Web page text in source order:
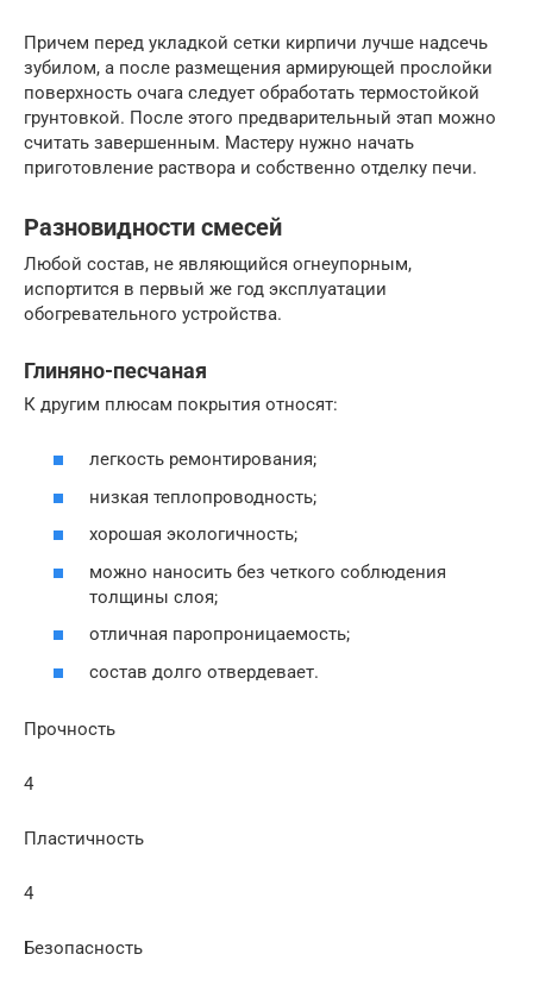
Причем перед укладкой сетки кирпичи лучше надсечь
зубилом, а после размещения армирующей прослойки
поверхность очага следует обработать термостойкой
грунтовкой. После этого предварительный этап можно
считать завершенным. Мастеру нужно начать
приготовление раствора и собственно отделку печи.
Разновидности смесей
Любой состав, не являющийся огнеупорным,
испортится в первый же год эксплуатации
обогревательного устройства.
Глиняно-песчаная
К другим плюсам покрытия относят:
легкость ремонтирования;
низкая теплопроводность;
хорошая экологичность;
можно наносить без четкого соблюдения
толщины слоя;
отличная паропроницаемость;
состав долго отвердевает.
Прочность
4
Пластичность
4
Безопасность